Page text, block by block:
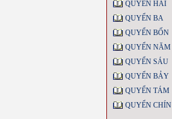
QUYỂN HAI
QUYỂN BA
QUYỂN BỐN
QUYỂN NĂM
QUYỂN SÁU
QUYỂN BẢY
QUYỂN TÁM
QUYỂN CHÍN